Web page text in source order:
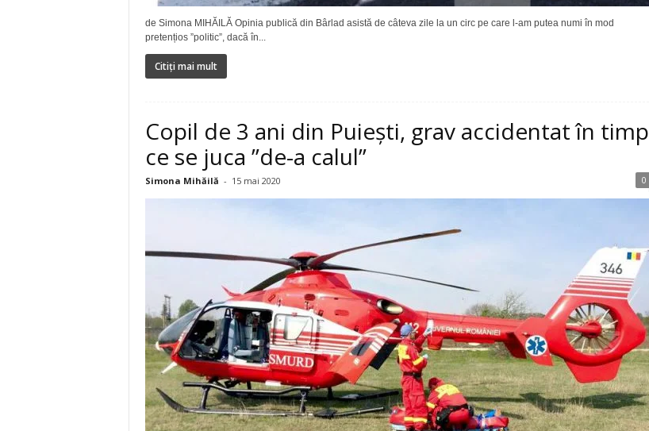
de Simona MIHĂILĂ Opinia publică din Bârlad asistă de câteva zile la un circ pe care l-am putea numi în mod
pretențios ”politic”, dacă în...
Citiți mai mult
Copil de 3 ani din Puiești, grav accidentat în timp
ce se juca ”de-a calul”
Simona Mihăilă - 15 mai 2020 0